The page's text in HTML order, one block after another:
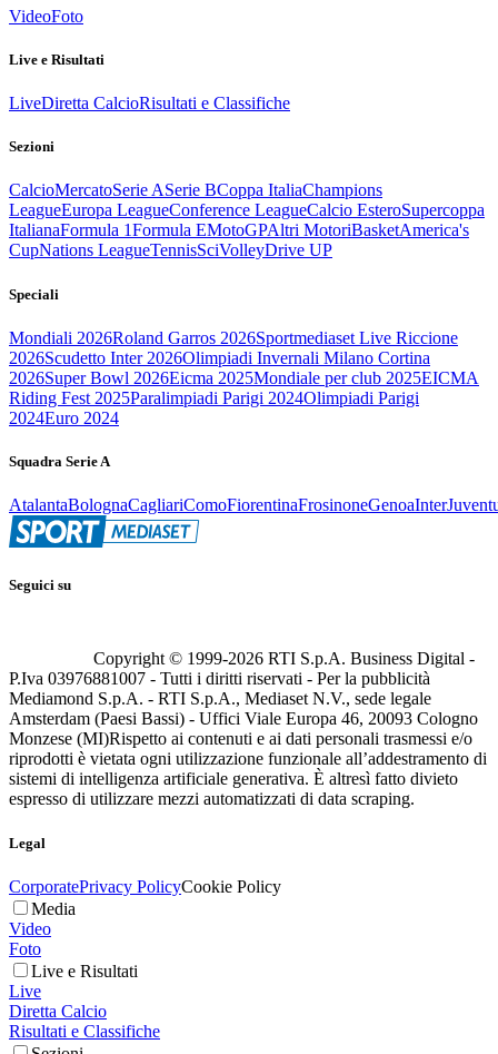
VideoFoto
Live e Risultati
LiveDiretta CalcioRisultati e Classifiche
Sezioni
CalcioMercatoSerie ASerie BCoppa ItaliaChampions
LeagueEuropa LeagueConference LeagueCalcio EsteroSupercoppa
ItalianaFormula 1Formula EMotoGPAltri MotoriBasketAmerica's
CupNations LeagueTennisSciVolleyDrive UP
Speciali
Mondiali 2026Roland Garros 2026Sportmediaset Live Riccione
2026Scudetto Inter 2026Olimpiadi Invernali Milano Cortina
2026Super Bowl 2026Eicma 2025Mondiale per club 2025EICMA
Riding Fest 2025Paralimpiadi Parigi 2024Olimpiadi Parigi
2024Euro 2024
Squadra Serie A
AtalantaBolognaCagliariComoFiorentinaFrosinoneGenoaInter
Seguici su
Copyright © 1999-2026 RTI S.p.A. Business Digital -
P.Iva 03976881007 - Tutti i diritti riservati - Per la pubblicità
Mediamond S.p.A. - RTI S.p.A., Mediaset N.V., sede legale
Amsterdam (Paesi Bassi) - Uffici Viale Europa 46, 20093 Cologno
Monzese (MI)Rispetto ai contenuti e ai dati personali trasmessi e/o
riprodotti è vietata ogni utilizzazione funzionale all’addestramento di
sistemi di intelligenza artificiale generativa. È altresì fatto divieto
espresso di utilizzare mezzi automatizzati di data scraping.
Legal
CorporatePrivacy PolicyCookie Policy
Media
Video
Foto
Live e Risultati
Live
Diretta Calcio
Risultati e Classifiche